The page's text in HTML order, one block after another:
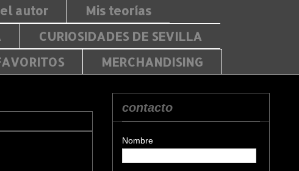
autor
Mis teorías
CURIOSIDADES DE SEVILLA
MERCHANDISING
contacto
Nombre